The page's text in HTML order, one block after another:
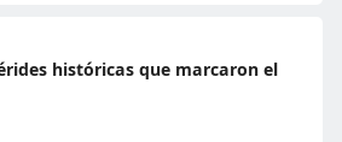
históricas que marcaron el